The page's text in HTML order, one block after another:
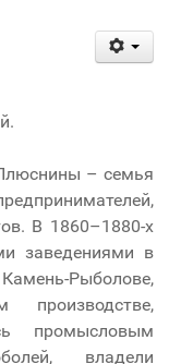
– семья
В 1860–1880-х
заведениями в
Рыболове,
производстве,
промысловым
владели